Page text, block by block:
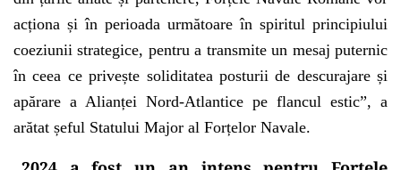
acționa și în perioada următoare în spiritul principiului
coeziunii strategice, pentru a transmite un mesaj puternic
în ceea ce privește soliditatea posturii de descurajare și
apărare a Alianței Nord-Atlantice pe flancul estic”, a
arătat șeful Statului Major al Forțelor Navale.